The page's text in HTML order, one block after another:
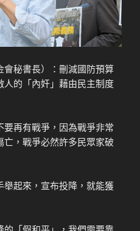
秘書長）：刪減國防預算
的「內奸」藉由民主制度
再有戰爭，因為戰爭非常
，戰爭必然許多民眾家破
起來，宣布投降，就能獲